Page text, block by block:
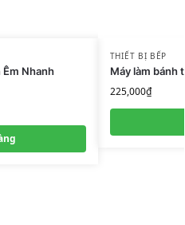
Êm Nhanh
THIẾT BỊ BẾP
Máy làm bánh
225,000₫